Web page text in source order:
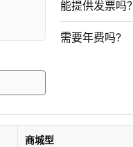
能提供发票吗？
需要年费吗?
商城型